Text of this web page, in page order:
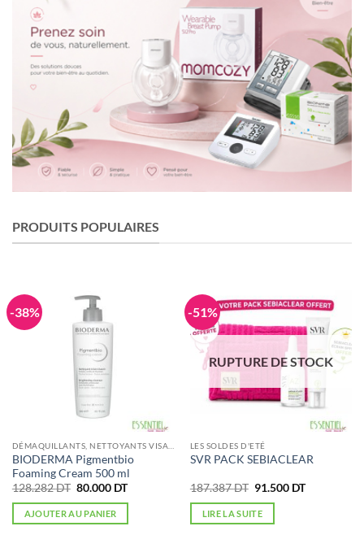
PRODUITS POPULAIRES
-38%
BIODERMA Pigmentbio
Foaming Cream 500 ml
128.282DT Le
initial
était :
80.000 DTLe
actuel
AJOUTER AU PANIER
-51%
RUPTURE DE STOCK
LES SOLDES D'ETÉ
SVR PACK SEBIACLEAR
187.387DT Le
initial
était :
91.500 DTLe
LIRE LA SUITE